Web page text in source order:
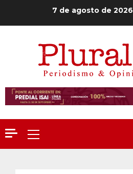
7 de agosto de 2026
Menú
principal